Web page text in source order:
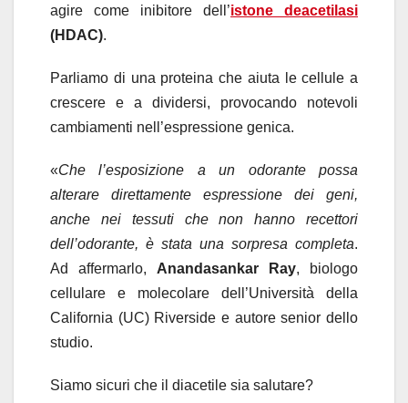
agire come inibitore dell’istone deacetilasi
(HDAC).
Parliamo di una proteina che aiuta le cellule a
crescere e a dividersi, provocando notevoli
cambiamenti nell’espressione genica.
«Che l’esposizione a un odorante possa
alterare direttamente espressione dei geni,
anche nei tessuti che non hanno recettori
dell’odorante, è stata una sorpresa completa.
Ad affermarlo, Anandasankar Ray, biologo
cellulare e molecolare dell’Università della
California (UC) Riverside e autore senior dello
studio.
Siamo sicuri che il diacetile sia salutare?